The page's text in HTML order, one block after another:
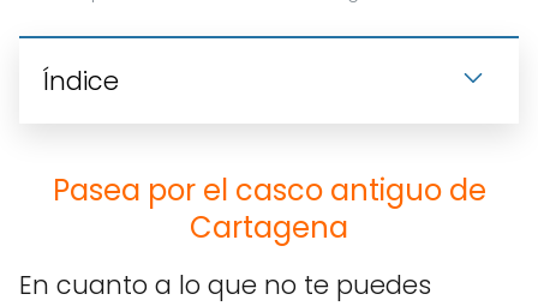
Índice
Pasea por el casco antiguo de
Cartagena
En cuanto a lo que no te puedes